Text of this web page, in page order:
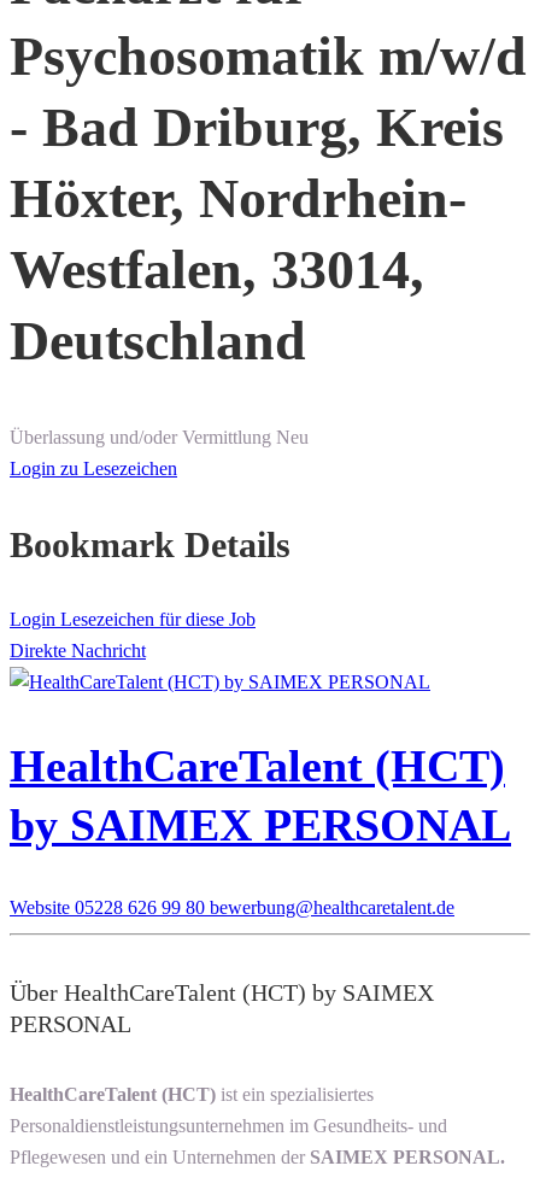
Psychosomatik m/w/d
- Bad Driburg, Kreis
Höxter, Nordrhein-
Westfalen, 33014,
Deutschland
Überlassung und/oder Vermittlung Neu
Login zu Lesezeichen
Bookmark Details
Login Lesezeichen für diese Job
Direkte Nachricht
HealthCareTalent (HCT)
by SAIMEX PERSONAL
Website 05228 626 99 80 bewerbung@healthcaretalent.de
Über HealthCareTalent (HCT) by SAIMEX
PERSONAL
HealthCareTalent (HCT) ist ein spezialisiertes
Personaldienstleistungsunternehmen im Gesundheits- und
Pflegewesen und ein Unternehmen der SAIMEX PERSONAL.